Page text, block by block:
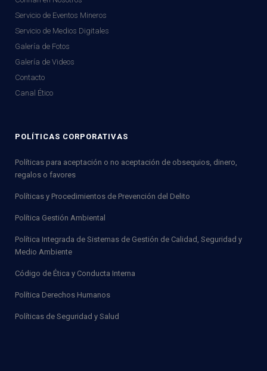
Servicio de Eventos Mineros
Servicio de Medios Digitales
Galería de Fotos
Galería de Videos
Contacto
Canal Ético
POLÍTICAS CORPORATIVAS
Políticas para aceptación o no aceptación de obsequios, dinero,
regalos o favores
Políticas y Procedimientos de Prevención del Delito
Política Gestión Ambiental
Política Integrada de Sistemas de Gestión de Calidad, Seguridad y
Medio Ambiente
Código de Ética y Conducta Interna
Política Derechos Humanos
Políticas de Seguridad y Salud